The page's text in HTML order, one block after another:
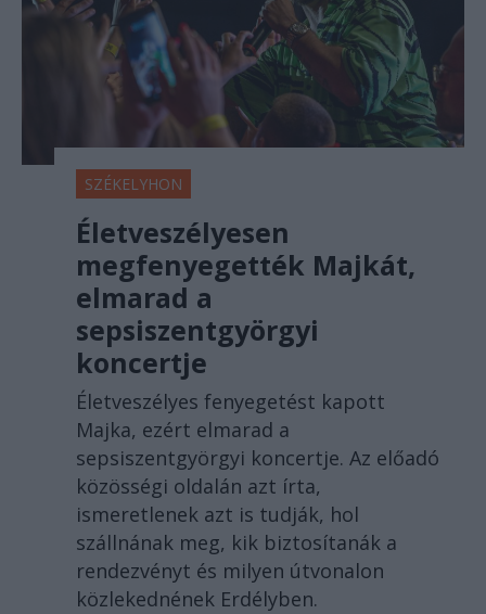
SZÉKELYHON
Életveszélyesen
megfenyegették Majkát,
elmarad a
sepsiszentgyörgyi
koncertje
Életveszélyes fenyegetést kapott
Majka, ezért elmarad a
sepsiszentgyörgyi koncertje. Az előadó
közösségi oldalán azt írta,
ismeretlenek azt is tudják, hol
szállnának meg, kik biztosítanák a
rendezvényt és milyen útvonalon
közlekednének Erdélyben.